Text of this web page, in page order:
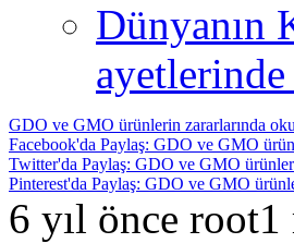
Dünyanın
GDO ve GMO ürünlerin zararlarında
Facebook'da Paylaş: GDO ve GMO
Twitter'da Paylaş: GDO ve GMO
Pinterest'da Paylaş: GDO ve GMO
6 yıl önce root1